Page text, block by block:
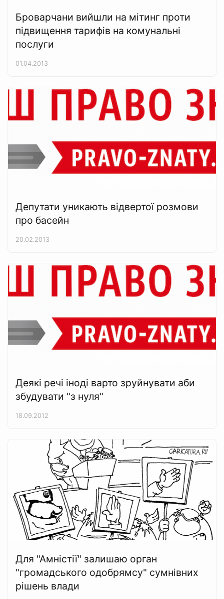
Броварчани вийшли на мітинг проти
підвищення тарифів на комунальні
послуги
01.04.2013
Депутати уникають відвертої розмови
про басейн
20.02.2013
Деякі речі іноді варто зруйнувати аби
збудувати "з нуля"
18.09.2012
Для "Амністії" залишаю орган
"громадського одобрямсу" сумнівних
рішень влади